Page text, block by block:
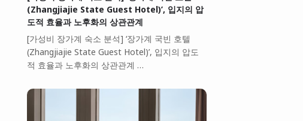
(Zhangjiajie State Guest Hotel)’, 입지의 압
도적 효율과 노후화의 상관관계
[가성비 장가계 숙소 분석] ‘장가계 국빈 호텔
(Zhangjiajie State Guest Hotel)’, 입지의 압도
적 효율과 노후화의 상관관계 …